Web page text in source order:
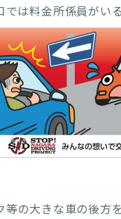
では料金所係員がい
等の大きな車の後方